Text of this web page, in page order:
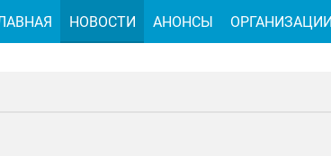
НОВОСТИ АНОНСЫ ОРГАНИЗАЦИИ